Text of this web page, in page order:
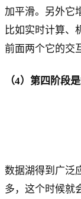
加平滑。另外它
比如实时计算、
前面两个它的交
（4）第四阶段
数据湖得到广泛
多，这个时候就